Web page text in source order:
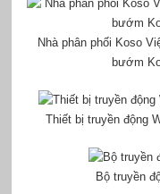
Nhà phân phối Koso
bướm
Thiết bị truyền động
Bộ truyền